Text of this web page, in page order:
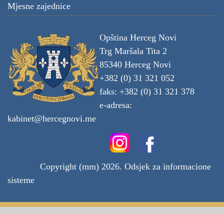
Mjesne zajednice
Opština Herceg Novi
Trg Maršala Tita 2
85340 Herceg Novi
+382 (0) 31 321 052
faks: +382 (0) 31 321 378
e-adresa:
kabinet@hercegnovi.me
Copyright (mm) 2026. Odsjek za informacione
sisteme